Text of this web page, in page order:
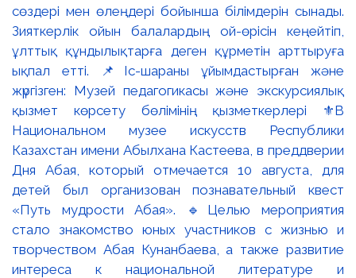
сөздері мен өлеңдері бойынша білімдерін сынады.
Зияткерлік ойын балалардың ой-өрісін кеңейтіп,
ұлттық құндылықтарға деген құрметін арттыруға
ықпал етті. 📌Іс-шараны ұйымдастырған және
жүргізген: Музей педагогикасы және экскурсиялық
қызмет көрсету бөлімінің қызметкерлері ⚜️В
Национальном музее искусств Республики
Казахстан имени Абылхана Кастеева, в преддверии
Дня Абая, который отмечается 10 августа, для
детей был организован познавательный квест
«Путь мудрости Абая». 🔹Целью мероприятия
стало знакомство юных участников с жизнью и
творчеством Абая Кунанбаева, а также развитие
интереса к национальной литературе и